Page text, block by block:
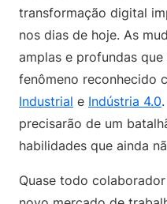
transformação digital
nos dias de hoje. As
amplas e profundas
fenômeno reconhecido
Industrial e Indústria 4.0
precisarão de um
habilidades que ainda
Quase todo